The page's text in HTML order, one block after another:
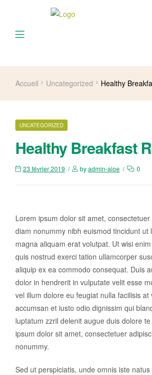
Menu
Accueil Uncategorized Healthy
CATEGORIES
UNCATEGORIZED
Healthy Breakfast
23 février 2019 byadmin-aloe 0
Lorem ipsum dolor sit amet,
diam nonummy nibh euismod tincidunt ut
magna aliquam erat volutpat. Ut wisi
quis nostrud exerci tation ullamcorper
aliquip ex ea commodo consequat. Duis
dolor in hendrerit in vulputate velit esse
vel illum dolore eu feugiat nulla facilisis at
accumsan et iusto odio dignissim qui
luptatum zzril delenit augue duis dolore
ipsum dolor sit amet, consectetuer
nonummy.
Sed ut perspiciatis, unde omnis iste